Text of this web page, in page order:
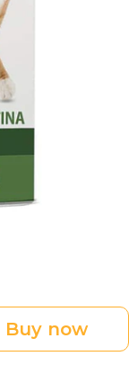
Buy now